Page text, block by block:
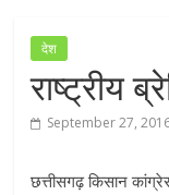
देश
राष्ट्रीय
September 27,
छत्तीसगढ़ किसान